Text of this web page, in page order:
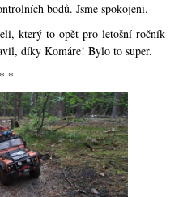
bodů. Jsme spokojeni.
který to opět pro letošní ročník
díky Komáre! Bylo to super.
*